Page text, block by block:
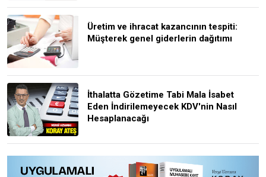
Üretim ve ihracat kazancının tespiti:
Müşterek genel giderlerin dağıtımı
İthalatta Gözetime Tabi Mala İsabet
Eden İndirilemeyecek KDV'nin Nasıl
Hesaplanacağı